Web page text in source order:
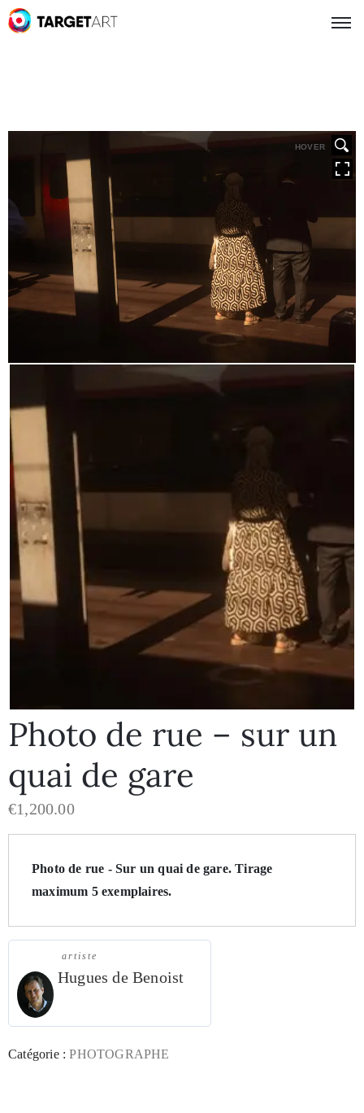
HOVER
Photo de rue – sur un
quai de gare
€1,200.00
Photo de rue - Sur un quai de gare. Tirage
maximum 5 exemplaires.
artiste
Hugues de Benoist
Catégorie :PHOTOGRAPHE